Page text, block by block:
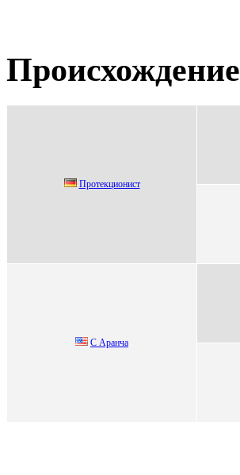
Происхождение
Протекциониcт
С Apанча